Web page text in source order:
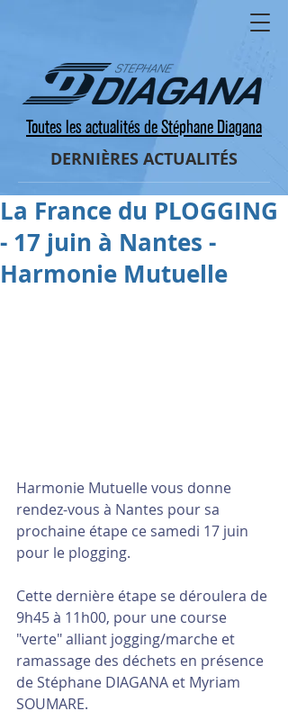
Toutes les actualités de Stéphane Diagana
DERNIÈRES ACTUALITÉS
La France du PLOGGING
- 17 juin à Nantes -
Harmonie Mutuelle
Harmonie Mutuelle vous donne
rendez-vous à Nantes pour sa
prochaine étape ce samedi 17 juin
pour le plogging.
Cette dernière étape se déroulera de
9h45 à 11h00, pour une course
"verte" alliant jogging/marche et
ramassage des déchets en présence
de Stéphane DIAGANA et Myriam
SOUMARE.